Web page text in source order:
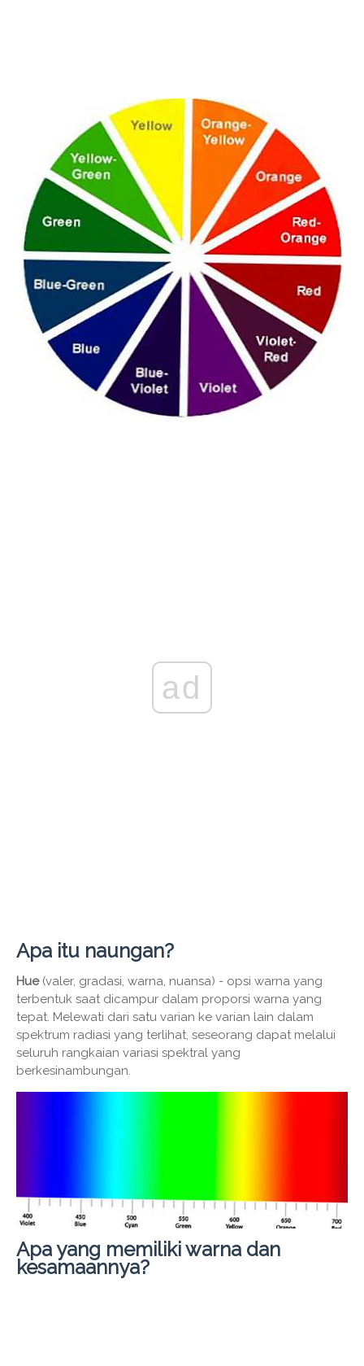
ad
Apa itu naungan?
Hue(valer, gradasi, warna, nuansa) - opsi warna yang
terbentuk saat dicampur dalam proporsi warna yang
tepat. Melewati dari satu varian ke varian lain dalam
spektrum radiasi yang terlihat, seseorang dapat melalui
seluruh rangkaian variasi spektral yang
berkesinambungan.
Apa yang memiliki warna dan
kesamaannya?